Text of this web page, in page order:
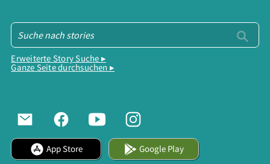
Erweiterte Story Suche ▸
Ganze Seite durchsuchen ▸
App Store Google Play